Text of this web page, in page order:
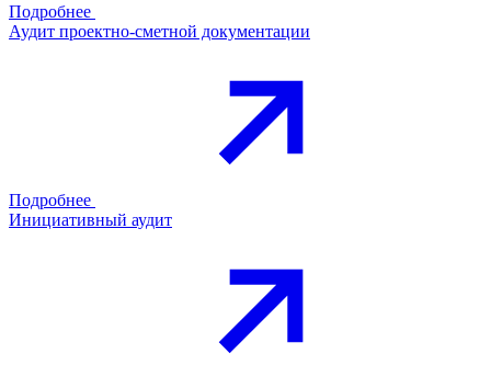
Подробнее
Аудит проектно-сметной документации
Подробнее
Инициативный аудит